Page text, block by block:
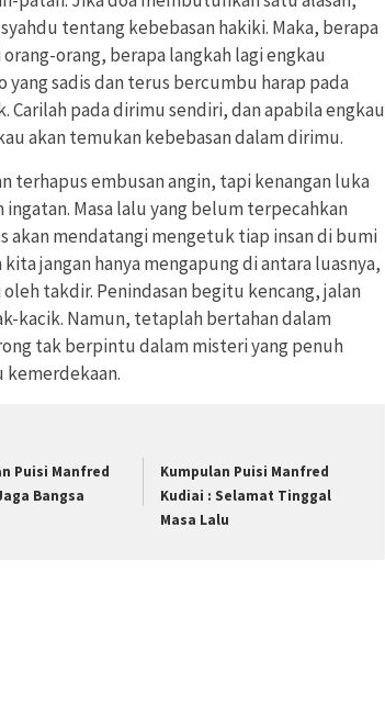
tentang kebebasan hakiki. Maka, berapa
orang, berapa langkah lagi engkau
yang sadis dan terus bercumbu harap pada
Carilah pada dirimu sendiri, dan apabila engkau
akan temukan kebebasan dalam dirimu.
terhapus embusan angin, tapi kenangan luka
Masa lalu yang belum terpecahkan
mendatangi mengetuk tiap insan di bumi
jangan hanya mengapung di antara luasnya,
takdir. Penindasan begitu kencang, jalan
kacik. Namun, tetaplah bertahan dalam
tak berpintu dalam misteri yang penuh
Puisi Manfred
Bangsa
Kumpulan Puisi Manfred
Kudiai : Selamat Tinggal
Masa Lalu